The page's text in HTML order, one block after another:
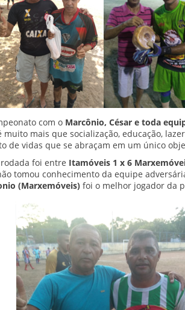
com o Marcônio, César e toda
mais que socialização, educação,
de vidas que se abraçam em um único
foi entre Itamóveis 1 x 6
tomou conhecimento da equipe
(Marxemóveis) foi o melhor jogador da